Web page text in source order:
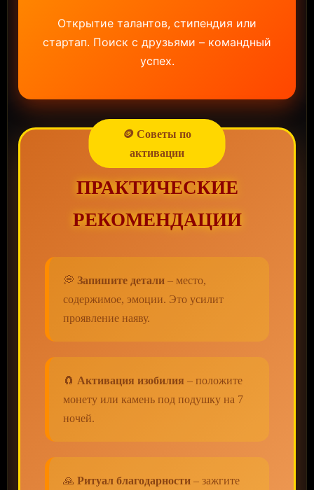
Открытие талантов, стипендия или
стартап. Поиск с друзьями – командный
успех.
🪙 Советы по
активации
ПРАКТИЧЕСКИЕ
РЕКОМЕНДАЦИИ
💭 Запишите детали – место,
содержимое, эмоции. Это усилит
проявление наяву.
🧲 Активация изобилия – положите
монету или камень под подушку на 7
ночей.
🙏 Ритуал благодарности – зажгите